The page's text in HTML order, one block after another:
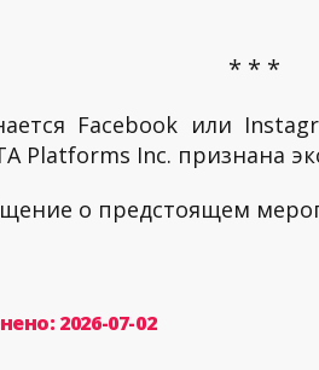
* * *
Facebook или
Platforms Inc. признана
о предстоящем
2026-07-02